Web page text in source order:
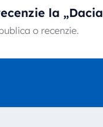
la
o recenzie.